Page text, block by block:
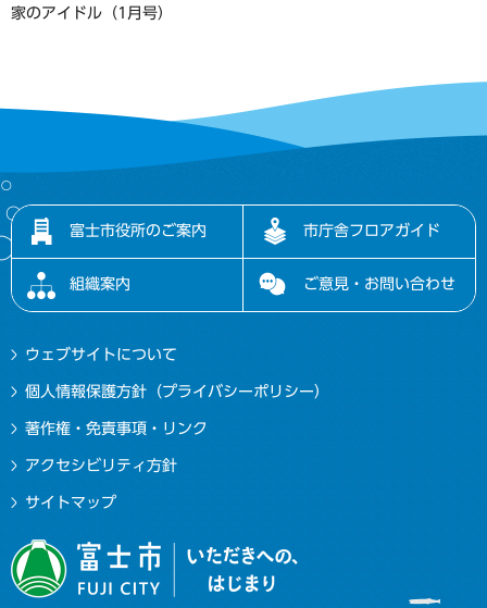
家のアイドル（1月号）
富士市役所のご案内 市庁舎フロアガイド
組織案内 ご意見・お問い合わせ
ウェブサイトについて
個人情報保護方針（プライバシーポリシー）
著作権・免責事項・リンク
アクセシビリティ方針
サイトマップ